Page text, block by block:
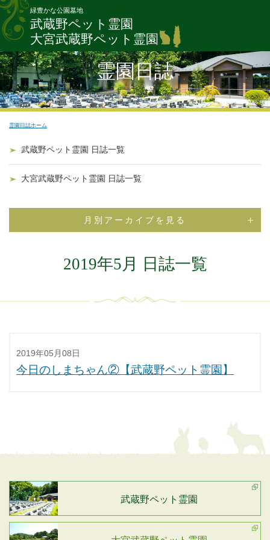
緑豊かな公園墓地
武蔵野ペット霊園
大宮武蔵野ペット霊園
霊園日誌
霊園日誌ホーム
武蔵野ペット霊園 日誌一覧
大宮武蔵野ペット霊園 日誌一覧
月別アーカイブを見る
2019年5月 日誌一覧
2019年05月08日
今日のしまちゃん②【武蔵野ペット霊園】
武蔵野ペット霊園